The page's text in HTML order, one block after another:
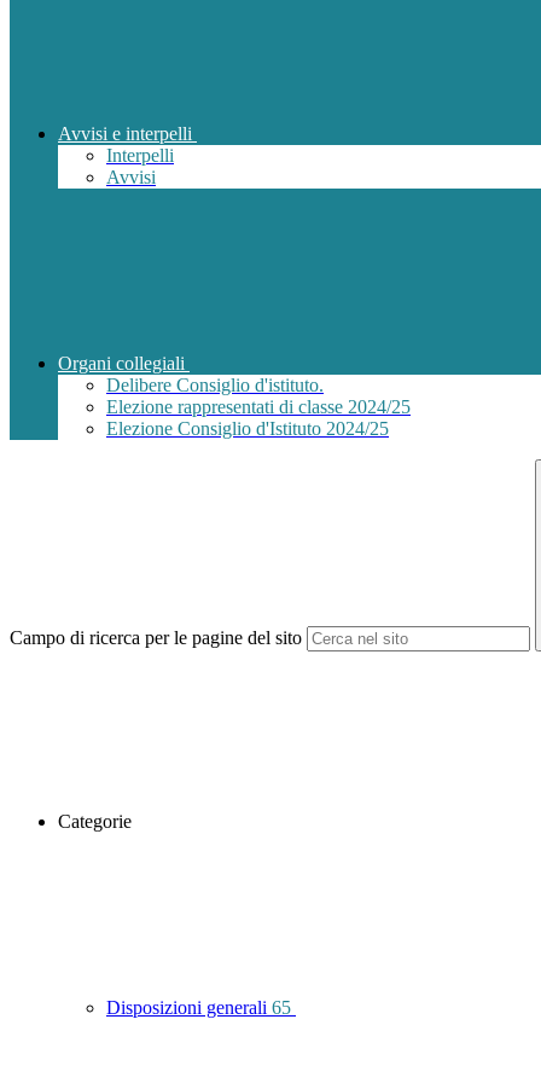
Avvisi e interpelli
Interpelli
Avvisi
Organi collegiali
Delibere Consiglio d'istituto.
Elezione rappresentati di classe 2024/25
Elezione Consiglio d'Istituto 2024/25
Campo di ricerca per le pagine del sito
Categorie
Disposizioni generali 65